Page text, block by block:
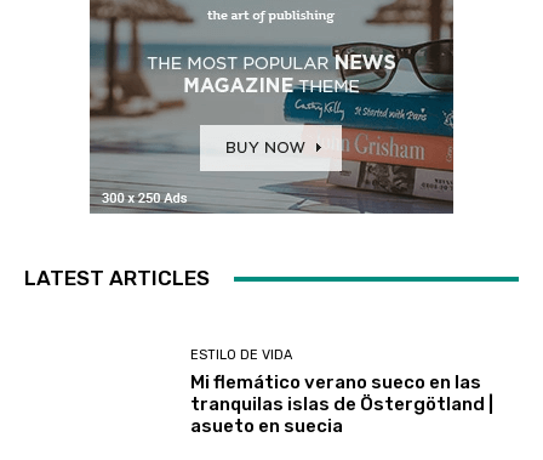
LATEST ARTICLES
ESTILO DE VIDA
Mi flemático verano sueco en las
tranquilas islas de Östergötland |
asueto en suecia